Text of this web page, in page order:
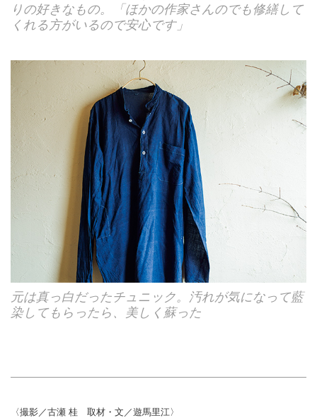
りの好きなもの。「ほかの作家さんのでも修繕して
くれる方がいるので安心です」
元は真っ白だったチュニック。汚れが気になって藍
染してもらったら、美しく蘇った
〈撮影／古瀬 桂 取材・文／遊馬里江〉